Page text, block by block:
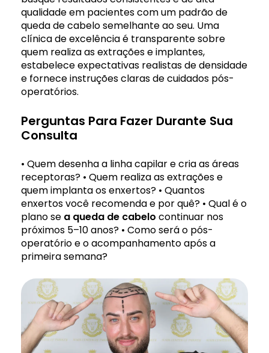
qualidade em pacientes com um padrão de
queda de cabelo semelhante ao seu. Uma
clínica de excelência é transparente sobre
quem realiza as extrações e implantes,
estabelece expectativas realistas de densidade
e fornece instruções claras de cuidados pós-
operatórios.
Perguntas Para Fazer Durante Sua
Consulta
• Quem desenha a linha capilar e cria as áreas
receptoras? • Quem realiza as extrações e
quem implanta os enxertos? • Quantos
enxertos você recomenda e por quê? • Qual é o
plano se a queda de cabelo continuar nos
próximos 5–10 anos? • Como será o pós-
operatório e o acompanhamento após a
primeira semana?